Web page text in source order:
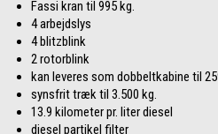
Fassi kran til 995 kg.
4 arbejdslys
4 blitzblink
2 rotorblink
kan leveres som dobbeltkabine til
synsfrit træk til 3.500 kg.
13.9 kilometer pr. liter diesel
diesel partikel filter